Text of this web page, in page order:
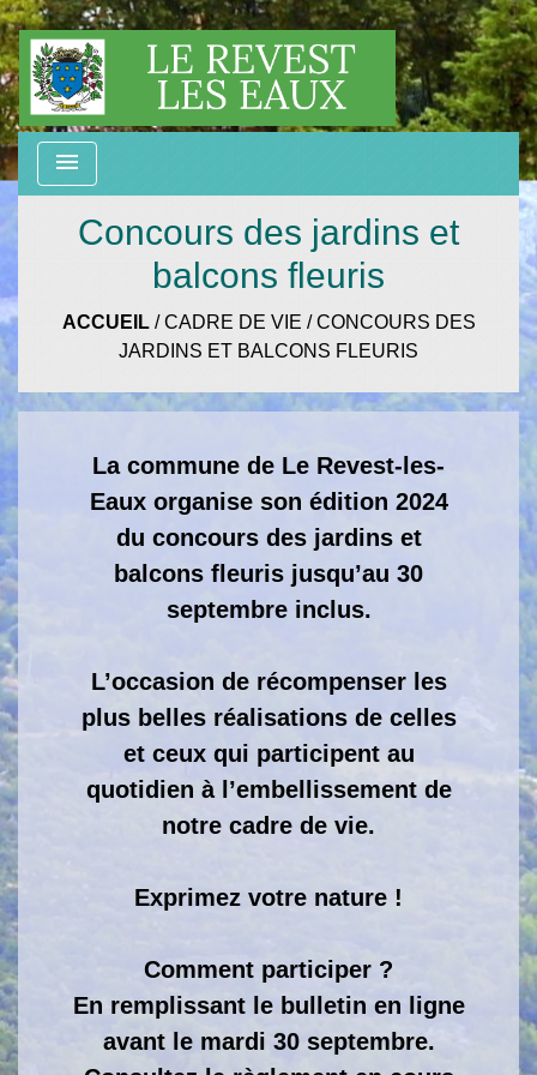
menu
Concours des jardins et
balcons fleuris
ACCUEIL/CADRE DE VIE /CONCOURS DES
JARDINS ET BALCONS FLEURIS
La commune de Le Revest-les-
Eaux organise son édition 2024
du concours des jardins et
balcons fleuris jusqu’au 30
septembre inclus.
L’occasion de récompenser les
plus belles réalisations de celles
et ceux qui participent au
quotidien à l’embellissement de
notre cadre de vie.
Exprimez votre nature !
Comment participer ?
En remplissant le bulletin en ligne
avant le mardi 30 septembre.